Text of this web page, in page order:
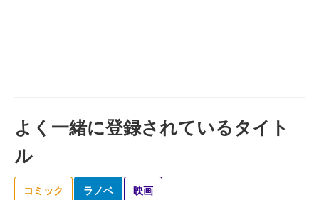
よく一緒に登録されているタイト
ル
コミック ラノベ 映画